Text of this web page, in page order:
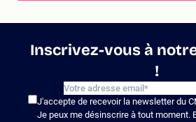
Inscrivez-vous à
!
J'accepte de recevoir la newsletter du
Je peux me désinscrire à tout moment.